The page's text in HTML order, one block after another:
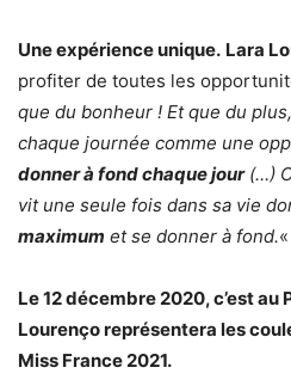
Une expérience unique. Lara
profiter de toutes les
que du bonheur ! Et que du
chaque journée comme une
donner à fond chaque jour(…)
vit une seule fois dans sa vie
maximum et se donner à fond.«
Le 12 décembre 2020, c’est au
Lourenço représentera les
Miss France 2021.